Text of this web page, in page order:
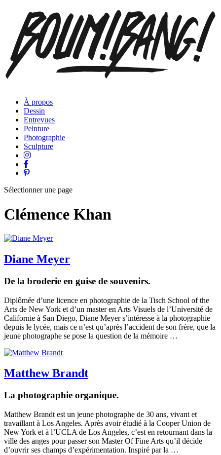
À propos
Dessin
Entrevues
Peinture
Photographie
Sculpture
Sélectionner une page
Clémence Khan
Diane Meyer
De la broderie en guise de souvenirs.
Diplômée d’une licence en photographie de la Tisch School of the
Arts de New York et d’un master en Arts Visuels de l’Université de
Californie à San Diego, Diane Meyer s’intéresse à la photographie
depuis le lycée, mais ce n’est qu’après l’accident de son frère, que la
jeune photographe se pose la question de la mémoire …
Matthew Brandt
La photographie organique.
Matthew Brandt est un jeune photographe de 30 ans, vivant et
travaillant à Los Angeles. Après avoir étudié à la Cooper Union de
New York et à l’UCLA de Los Angeles, c’est en retournant dans la
ville des anges pour passer son Master Of Fine Arts qu’il décide
d’ouvrir ses champs d’expérimentation. Inspiré par la …